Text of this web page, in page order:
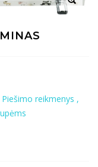
Piešimo reikmenys ,